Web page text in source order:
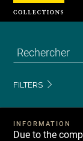
FILTERS
INFORMATION
Due to the
Cookies